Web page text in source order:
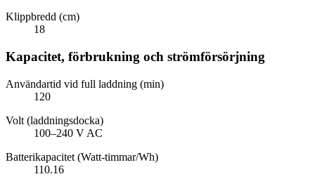
Klippbredd (cm)
18
Kapacitet, förbrukning och strömförsörjning
Användartid vid full laddning (min)
120
Volt (laddningsdocka)
100–240 V AC
Batterikapacitet (Watt-timmar/Wh)
110.16